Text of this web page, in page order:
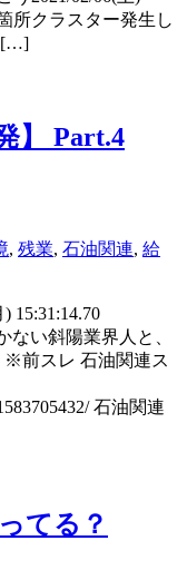
所クラスター発生し
[…]
】 Part.4
, 残業, 石油関連, 給
15:31:14.70
ない斜陽業界人と、
※前スレ 石油関連ス
石油関連
てる？